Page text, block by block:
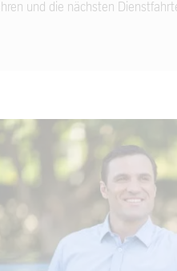
und die nächsten